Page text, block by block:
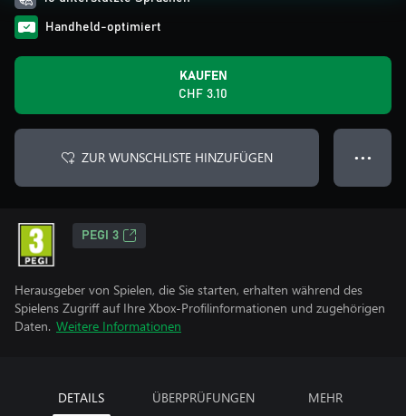
Handheld-optimiert
KAUFEN
CHF 3.10
ZUR WUNSCHLISTE HINZUFÜGEN ● ● ●
PEGI 3
Herausgeber von Spielen, die Sie starten, erhalten während des
Spielens Zugriff auf Ihre Xbox-Profilinformationen und zugehörigen
Daten. Weitere Informationen
DETAILS ÜBERPRÜFUNGEN MEHR